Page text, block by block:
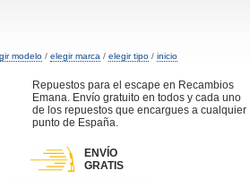
modelo / elegir marca / elegir tipo / inicio
Repuestos para el escape en Recambios
Emana. Envío gratuito en todos y cada uno
de los repuestos que encargues a cualquier
punto de España.
ENVÍO
GRATIS